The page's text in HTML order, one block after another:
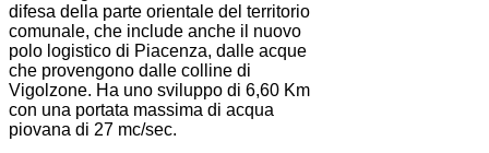
difesa della parte orientale del territorio
comunale, che include anche il nuovo
polo logistico di Piacenza, dalle acque
che provengono dalle colline di
Vigolzone. Ha uno sviluppo di 6,60 Km
con una portata massima di acqua
piovana di 27 mc/sec.